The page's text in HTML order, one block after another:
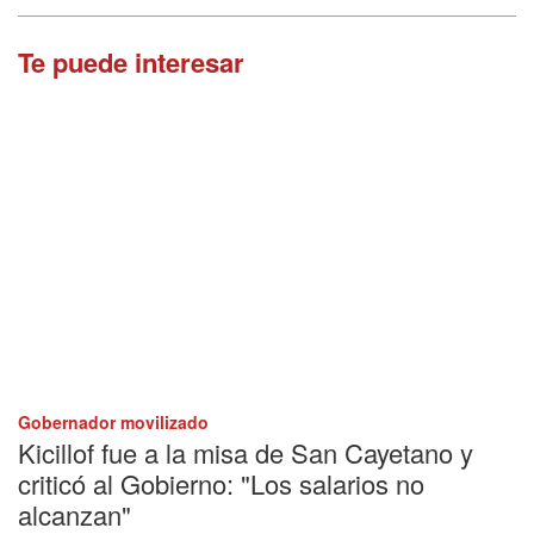
Te puede interesar
Gobernador movilizado
Kicillof fue a la misa de San Cayetano y
criticó al Gobierno: "Los salarios no
alcanzan"